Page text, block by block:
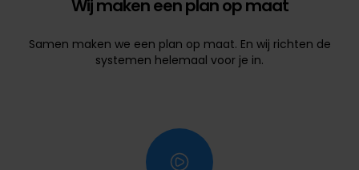
Wij maken een plan op maat
Samen maken we een plan op maat. En wij richten de
systemen helemaal voor je in.